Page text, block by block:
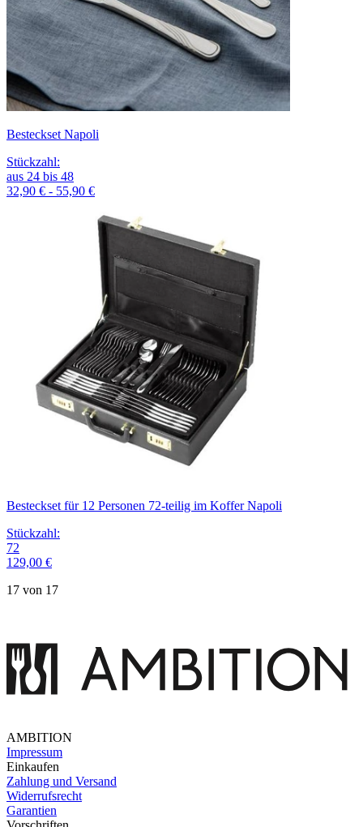
Besteckset Napoli
Stückzahl:
aus 24 bis 48
32,90 € - 55,90 €
Besteckset für 12 Personen 72-teilig im Koffer Napoli
Stückzahl:
72
129,00 €
17 von 17
AMBITION
Impressum
Einkaufen
Zahlung und Versand
Widerrufsrecht
Garantien